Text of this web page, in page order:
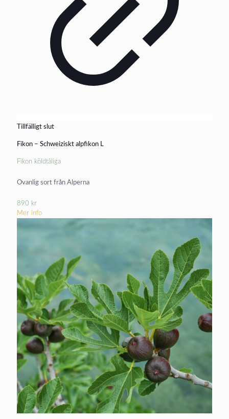
Tillfälligt slut
Fikon – Schweiziskt alpfikon L
Fikon köldtåliga
Ovanlig sort från Alperna
890 kr
Mer info